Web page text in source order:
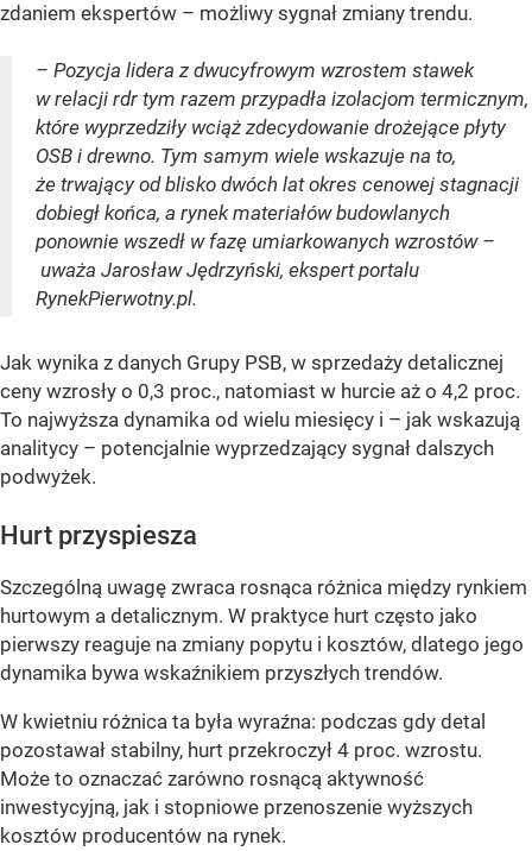
zdaniem ekspertów – możliwy sygnał zmiany trendu.
– Pozycja lidera z dwucyfrowym wzrostem stawek
w relacji rdr tym razem przypadła izolacjom termicznym,
które wyprzedziły wciąż zdecydowanie drożejące płyty
OSB i drewno. Tym samym wiele wskazuje na to,
że trwający od blisko dwóch lat okres cenowej stagnacji
dobiegł końca, a rynek materiałów budowlanych
ponownie wszedł w fazę umiarkowanych wzrostów –
uważa Jarosław Jędrzyński, ekspert portalu
RynekPierwotny.pl.
Jak wynika z danych Grupy PSB, w sprzedaży detalicznej
ceny wzrosły o 0,3 proc., natomiast w hurcie aż o 4,2 proc.
To najwyższa dynamika od wielu miesięcy i – jak wskazują
analitycy – potencjalnie wyprzedzający sygnał dalszych
podwyżek.
Hurt przyspiesza
Szczególną uwagę zwraca rosnąca różnica między rynkiem
hurtowym a detalicznym. W praktyce hurt często jako
pierwszy reaguje na zmiany popytu i kosztów, dlatego jego
dynamika bywa wskaźnikiem przyszłych trendów.
W kwietniu różnica ta była wyraźna: podczas gdy detal
pozostawał stabilny, hurt przekroczył 4 proc. wzrostu.
Może to oznaczać zarówno rosnącą aktywność
inwestycyjną, jak i stopniowe przenoszenie wyższych
kosztów producentów na rynek.